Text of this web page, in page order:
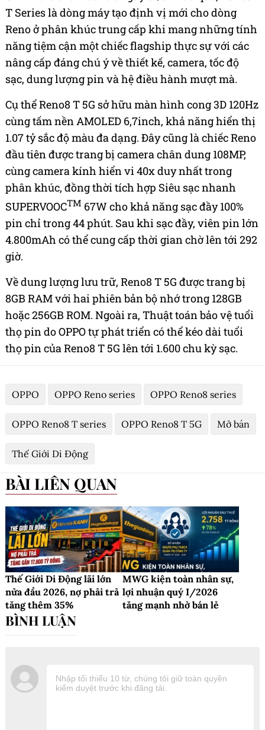
T Series là dòng máy tạo định vị mới cho dòng
Reno ở phân khúc trung cấp khi mang những tính
năng tiệm cận một chiếc flagship thực sự với các
nâng cấp đáng chú ý về thiết kế, camera, tốc độ
sạc, dung lượng pin và hệ điều hành mượt mà.
Cụ thể Reno8 T 5G sở hữu màn hình cong 3D 120Hz
cùng tấm nền AMOLED 6,7inch, khả năng hiển thị
1.07 tỷ sắc độ màu đa dạng. Đây cũng là chiếc Reno
đầu tiên được trang bị camera chân dung 108MP,
cùng camera kính hiển vi 40x duy nhất trong
phân khúc, đồng thời tích hợp Siêu sạc nhanh
SUPERVOOCTM 67W cho khả năng sạc đầy 100%
pin chỉ trong 44 phút. Sau khi sạc đầy, viên pin lớn
4.800mAh có thể cung cấp thời gian chờ lên tới 292
giờ.
Về dung lượng lưu trữ, Reno8 T 5G được trang bị
8GB RAM với hai phiên bản bộ nhớ trong 128GB
hoặc 256GB ROM. Ngoài ra, Thuật toán bảo vệ tuổi
thọ pin do OPPO tự phát triển có thể kéo dài tuổi
thọ pin của Reno8 T 5G lên tới 1.600 chu kỳ sạc.
OPPO OPPO Reno series OPPO Reno8 series
OPPO Reno8 T series OPPO Reno8 T 5G Mở bán
Thế Giới Di Động
BÀI LIÊN QUAN
Thế Giới Di Động lãi lớn
nửa đầu 2026, nợ phải trả
tăng thêm 35%
MWG kiện toàn nhân sự,
lợi nhuận quý I/2026
tăng mạnh nhờ bán lẻ